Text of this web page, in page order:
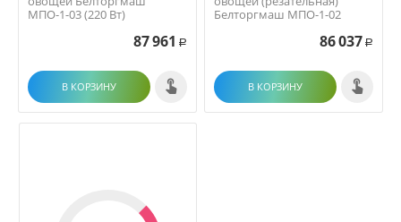
МПО-1-03 (220 Вт)
87 961 Р
В КОРЗИНУ
Белторгмаш МПО-1-02
86 037 Р
В КОРЗИНУ